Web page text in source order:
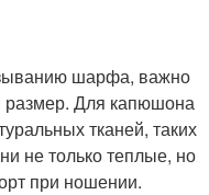
шарфа, важно
Для капюшона
тканей, таких
не только теплые, но
при ношении.